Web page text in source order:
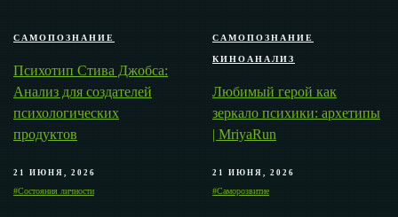
САМОПОЗНАНИЕ
Психотип Стива Джобса:
Анализ для создателей
психологических
продуктов
21 ИЮНЯ, 2026
#Состояния личности
САМОПОЗНАНИЕ
КИНОАНАЛИЗ
Любимый герой как
зеркало психики: архетипы
| MriyaRun
21 ИЮНЯ, 2026
#Саморозвитие